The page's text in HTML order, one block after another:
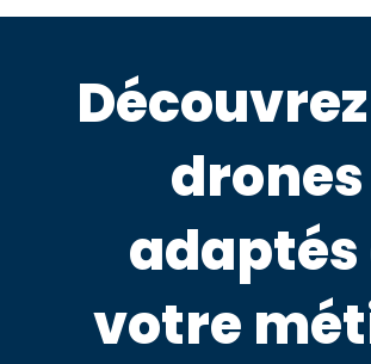
drones
adaptés
votre